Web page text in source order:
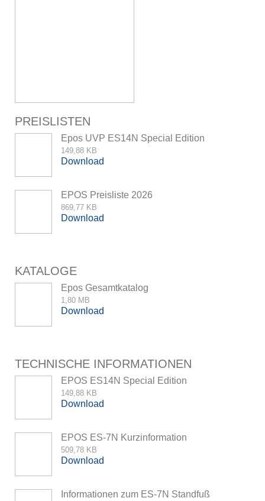
PREISLISTEN
Epos UVP ES14N Special Edition
149,88 KB
Download
EPOS Preisliste 2026
869,77 KB
Download
KATALOGE
Epos Gesamtkatalog
1,80 MB
Download
TECHNISCHE INFORMATIONEN
EPOS ES14N Special Edition
149,88 KB
Download
EPOS ES-7N Kurzinformation
509,78 KB
Download
Informationen zum ES-7N Standfuß